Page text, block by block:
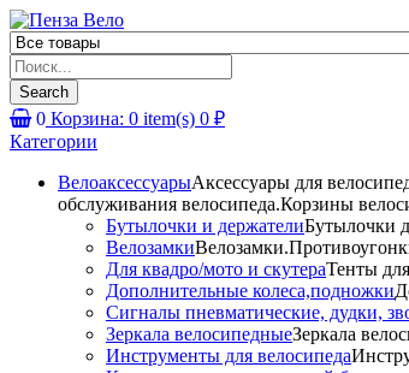
Products
search
Search
0 Корзина: 0 item(s) 0 ₽
Категории
ВелоаксессуарыАксессуары для
обслуживания велосипеда.Корзины
Бутылочки и держателиБутылочки
Велозамки
Для квадро/мото и скутераТенты
Дополнительные колеса,подножки
Сигналы пневматические, дудки,
Зеркала велосипедныеЗеркала
Инструменты для велосипеда